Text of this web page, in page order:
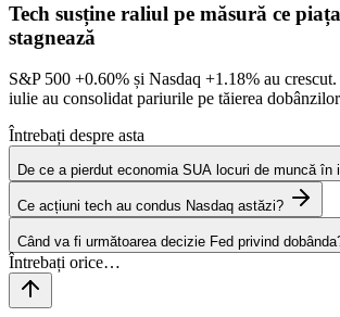
Tech susține raliul pe măsură ce
stagnează
S&P 500 +0.60% și Nasdaq +1.18% au
iulie au consolidat pariurile pe tăierea
Întrebați despre asta
De ce a pierdut economia SUA locuri de muncă în
Ce acțiuni tech au condus Nasdaq astăzi?
Când va fi următoarea decizie Fed privind